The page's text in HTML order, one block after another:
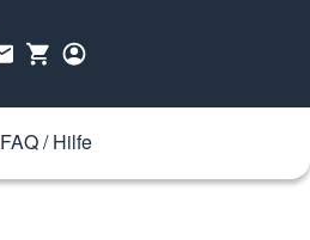
FAQ / Hilfe